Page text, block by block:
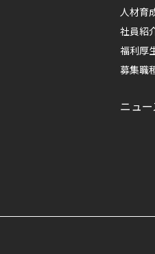
人材育
社員紹
福利厚
募集職
ニュ